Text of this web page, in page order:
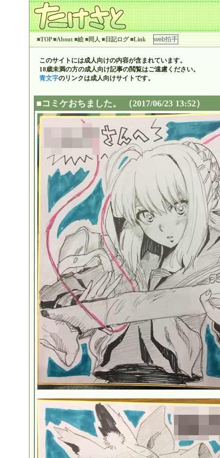
■TOP ■About ■絵 ■同人 ■日記ログ ■Link
このサイトには成人向けの内容が含まれています。
18歳未満の方の成人向け記事の閲覧はご遠慮ください。
青文字のリンクは成人向けサイトです。
■コミケおちました。 （2017/06/23 13:52）